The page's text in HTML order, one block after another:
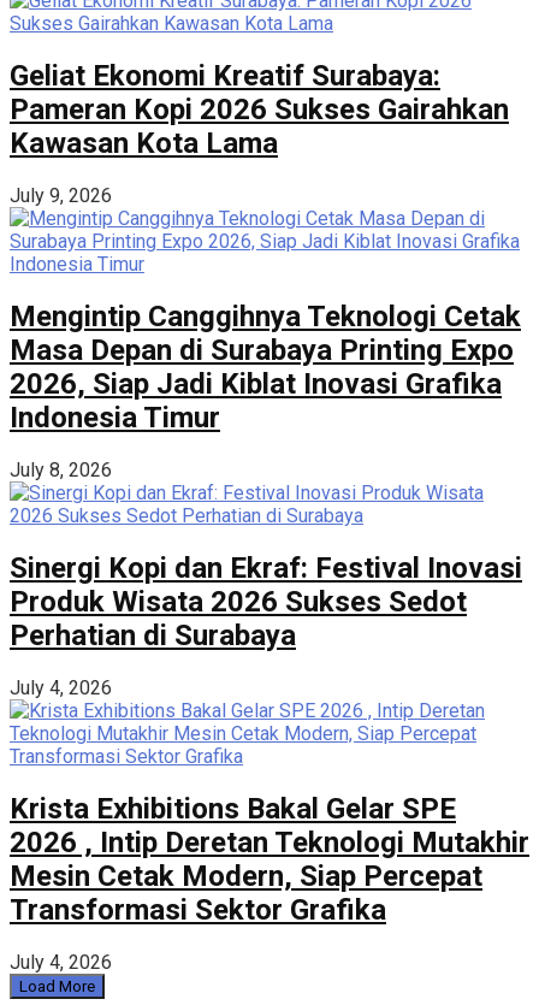
Geliat Ekonomi Kreatif Surabaya:
Pameran Kopi 2026 Sukses Gairahkan
Kawasan Kota Lama
July 9, 2026
Mengintip Canggihnya Teknologi Cetak
Masa Depan di Surabaya Printing Expo
2026, Siap Jadi Kiblat Inovasi Grafika
Indonesia Timur
July 8, 2026
Sinergi Kopi dan Ekraf: Festival Inovasi
Produk Wisata 2026 Sukses Sedot
Perhatian di Surabaya
July 4, 2026
Krista Exhibitions Bakal Gelar SPE
2026 , Intip Deretan Teknologi Mutakhir
Mesin Cetak Modern, Siap Percepat
Transformasi Sektor Grafika
July 4, 2026
Load More